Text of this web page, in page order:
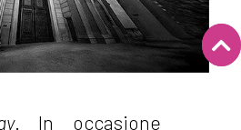
. In occasione